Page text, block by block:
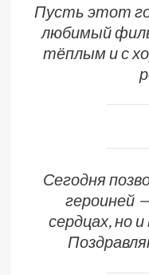
Пусть этот
любимый
тёплым и с
Сегодня
героиней
сердцах, но